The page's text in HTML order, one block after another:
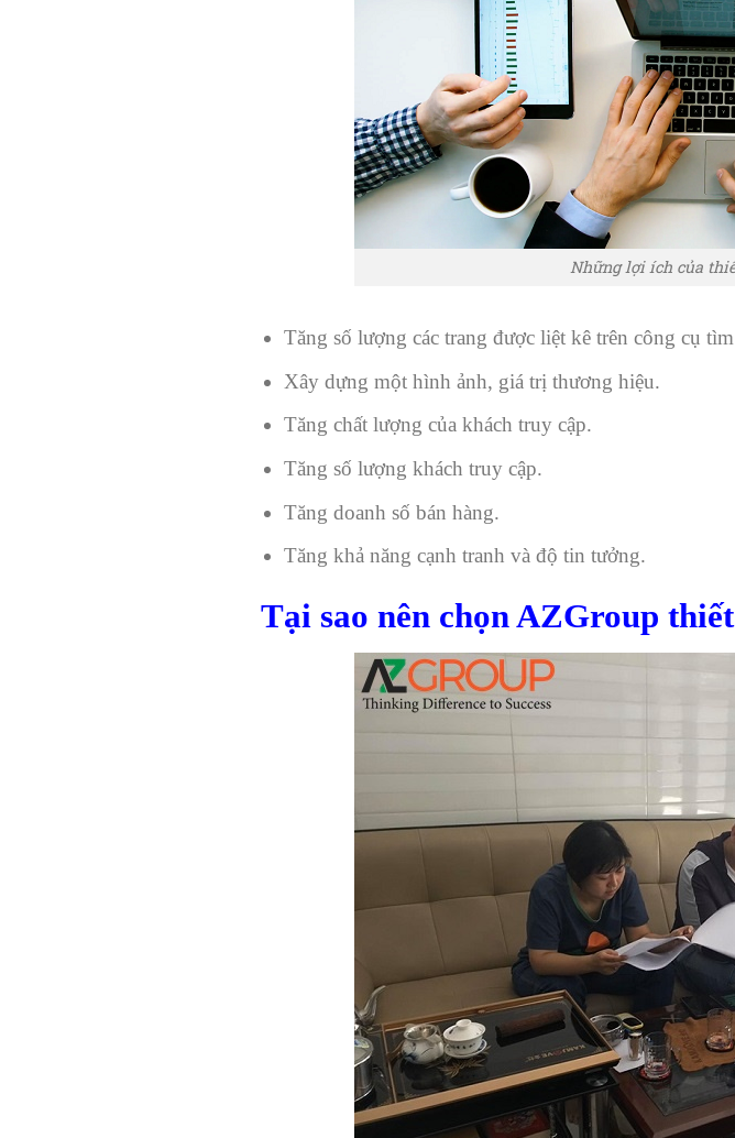
Những lợi ích của
Tăng số lượng các trang được liệt kê trên công cụ
Xây dựng một hình ảnh, giá trị thương hiệu.
Tăng chất lượng của khách truy cập.
Tăng số lượng khách truy cập.
Tăng doanh số bán hàng.
Tăng khả năng cạnh tranh và độ tin tưởng.
Tại sao nên chọn AZGroup